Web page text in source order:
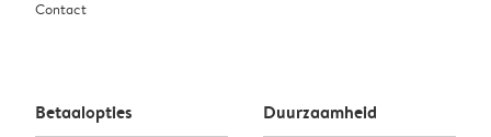
Contact
Betaalopties Duurzaamheid